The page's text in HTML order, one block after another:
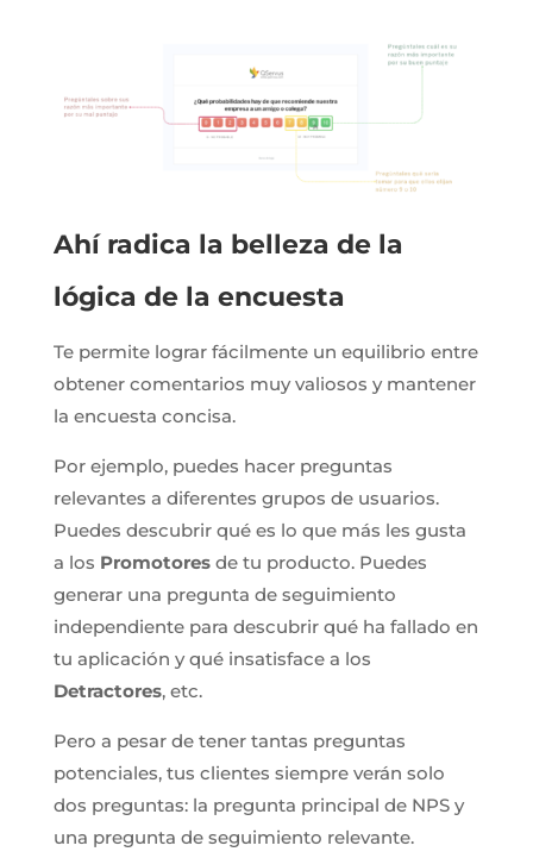
Ahí radica la belleza de la
lógica de la encuesta
Te permite lograr fácilmente un equilibrio entre
obtener comentarios muy valiosos y mantener
la encuesta concisa.
Por ejemplo, puedes hacer preguntas
relevantes a diferentes grupos de usuarios.
Puedes descubrir qué es lo que más les gusta
a los Promotoresde tu producto. Puedes
generar una pregunta de seguimiento
independiente para descubrir qué ha fallado en
tu aplicación y qué insatisface a los
Detractores, etc.
Pero a pesar de tener tantas preguntas
potenciales, tus clientes siempre verán solo
dos preguntas: la pregunta principal de NPS y
una pregunta de seguimiento relevante.